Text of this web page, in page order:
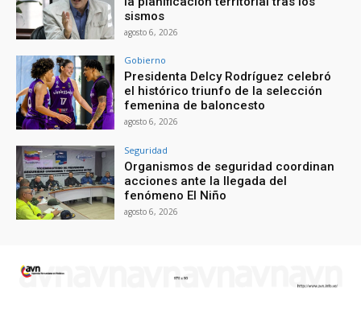
sismos
agosto 6, 2026
Gobierno
Presidenta Delcy Rodríguez celebró
el histórico triunfo de la selección
femenina de baloncesto
agosto 6, 2026
Seguridad
Organismos de seguridad coordinan
acciones ante la llegada del
fenómeno El Niño
agosto 6, 2026